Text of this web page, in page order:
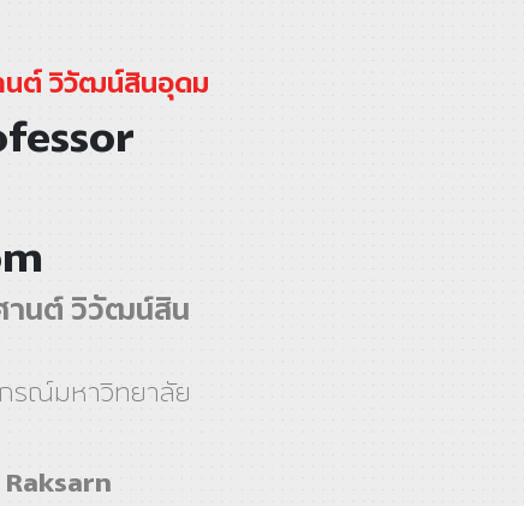
นต์ วิวัฒน์สินอุดม
านต์ วิวัฒน์สิน
รณ์มหาวิทยาลัย